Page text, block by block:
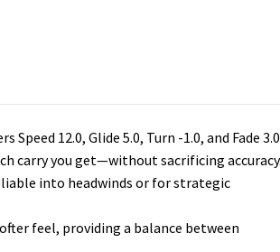
12.0, Glide 5.0, Turn -1.0, and Fade
carry you get—without sacrificing accuracy.
into headwinds or for strategic
feel, providing a balance between